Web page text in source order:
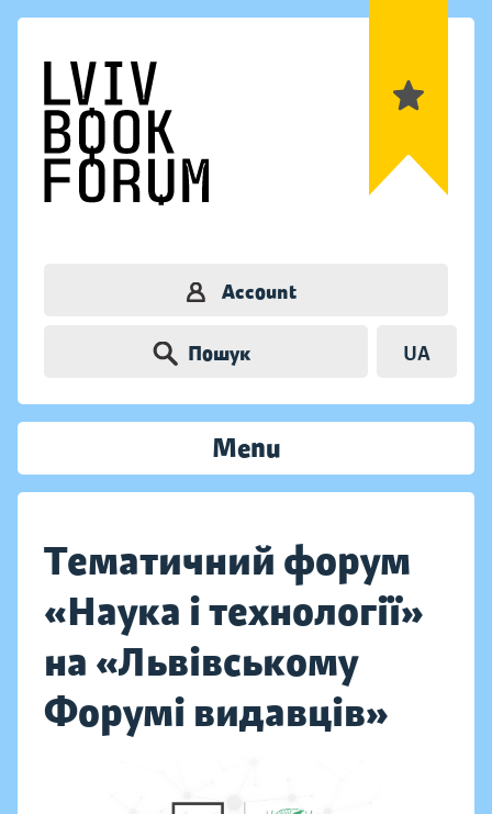
Account
Пошук UA
Menu
Тематичний форум
«Наука і технології»
на «Львівському
Форумі видавців»